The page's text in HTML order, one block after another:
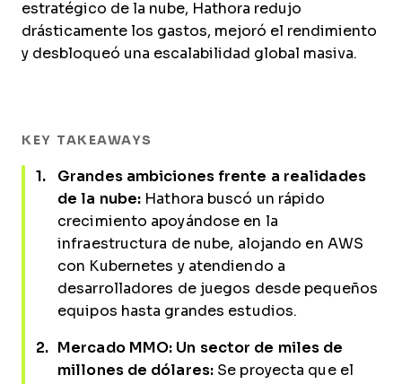
estratégico de la nube, Hathora redujo
drásticamente los gastos, mejoró el rendimiento
y desbloqueó una escalabilidad global masiva.
KEY TAKEAWAYS
Grandes ambiciones frente a realidades
de la nube: Hathora buscó un rápido
crecimiento apoyándose en la
infraestructura de nube, alojando en AWS
con Kubernetes y atendiendo a
desarrolladores de juegos desde pequeños
equipos hasta grandes estudios.
Mercado MMO: Un sector de miles de
millones de dólares: Se proyecta que el